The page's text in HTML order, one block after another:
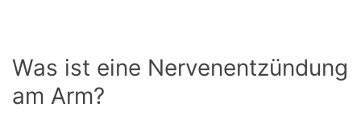
Was ist eine Nervenentzündung
am Arm?